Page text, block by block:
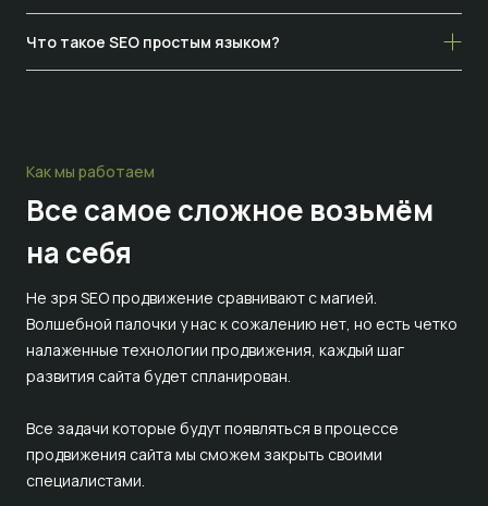
Что такое SEO простым языком?
Как мы работаем
Все самое сложное возьмём
на себя
Не зря SEO продвижение сравнивают с магией.
Волшебной палочки у нас к сожалению нет, но есть четко
налаженные технологии продвижения, каждый шаг
развития сайта будет спланирован.
Все задачи которые будут появляться в процессе
продвижения сайта мы сможем закрыть своими
специалистами.